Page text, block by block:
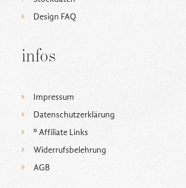
Design FAQ
infos
Impressum
Datenschutzerklärung
ᵒ Affiliate Links
Widerrufsbelehrung
AGB